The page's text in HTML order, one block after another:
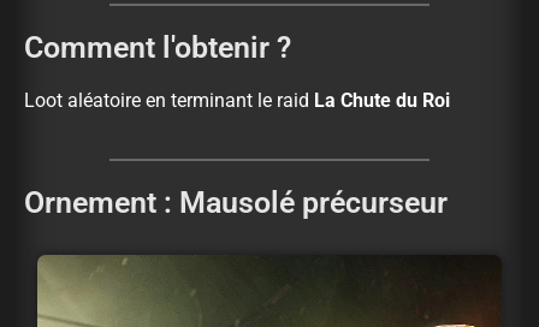
Comment l'obtenir ?
Loot aléatoire en terminant le raid La Chute du Roi
Ornement : Mausolé précurseur